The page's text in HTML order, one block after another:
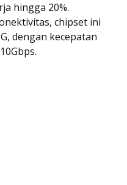
hingga 20%.
chipset ini
dengan kecepatan